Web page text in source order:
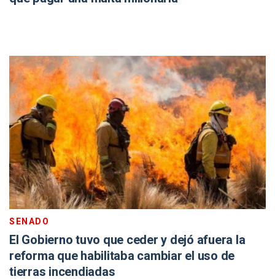
SENADO
El Gobierno tuvo que ceder y dejó afuera la
reforma que habilitaba cambiar el uso de
tierras incendiadas